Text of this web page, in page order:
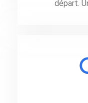
départ.